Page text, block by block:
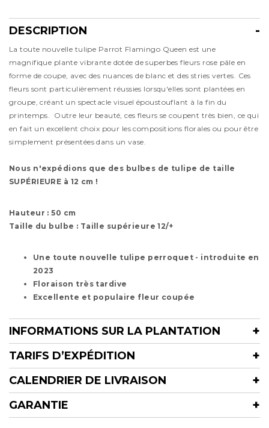
DESCRIPTION
Description
La toute nouvelle tulipe Parrot Flamingo Queen est une
magnifique plante vibrante dotée de superbes fleurs rose pâle en
forme de coupe, avec des nuances de blanc et des stries vertes. Ces
fleurs sont particulièrement réussies lorsqu'elles sont plantées en
groupe, créant un spectacle visuel époustouflant à la fin du
printemps. Outre leur beauté, ces fleurs se coupent très bien, ce qui
en fait un excellent choix pour les compositions florales ou pour être
simplement présentées dans un vase.
Nous n'expédions que des bulbes de tulipe de taille
SUPÉRIEURE à 12 cm !
Hauteur : 50 cm
Taille du bulbe : Taille supérieure 12/+
Une toute nouvelle tulipe perroquet - introduite en
2023
Floraison très tardive
Excellente et populaire fleur coupée
INFORMATIONS SUR LA PLANTATION
TARIFS D’EXPÉDITION
CALENDRIER DE LIVRAISON
GARANTIE